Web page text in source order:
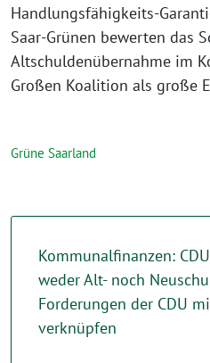
Handlungsfähigkeits-
Saar-Grünen bewerten das
Altschuldenübernahme im
Großen Koalition als große
Grüne Saarland
Kommunalfinanzen:
weder Alt- noch
Forderungen der CDU
verknüpfen